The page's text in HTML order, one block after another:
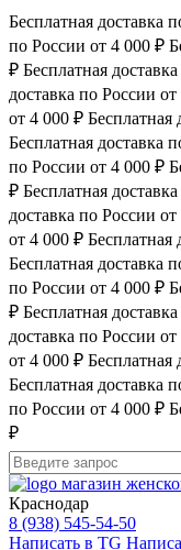
Бесплатная доставка
по России от 4 000 ₽
₽ Бесплатная
доставка по России
от 4 000 ₽ Бесплатная
Бесплатная доставка
по России от 4 000 ₽
₽ Бесплатная
доставка по России
от 4 000 ₽ Бесплатная
Бесплатная доставка
по России от 4 000 ₽
₽ Бесплатная
доставка по России
от 4 000 ₽ Бесплатная
Бесплатная доставка
по России от 4 000 ₽
₽
магазин
Краснодар
8 (938) 545-54-50
Написать в TG